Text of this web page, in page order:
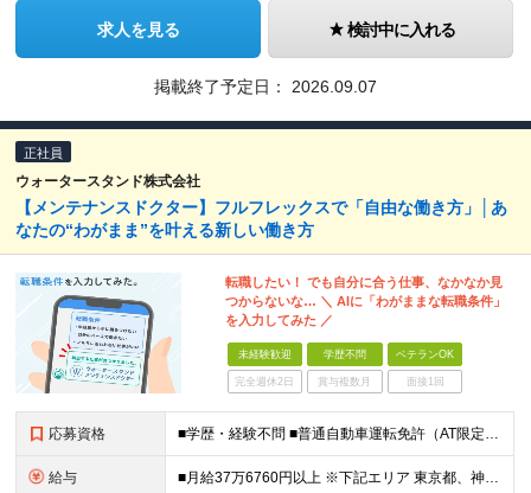
求人を見る 検討中に入れる
掲載終了予定日： 2026.09.07
正社員
ウォータースタンド株式会社
【メンテナンスドクター】フルフレックスで「自由な働き方」│あ
なたの“わがまま”を叶える新しい働き方
転職したい！ でも自分に合う仕事、なかなか見
つからないな… ＼ AIに「わがままな転職条件」
を入力してみた ／
未経験歓迎 学歴不問 ベテランOK
完全週休2日 賞与複数月 面接1回
応募資格 ■学歴・経験不問 ■普通自動車運転免許（AT限定可） ■未経験歓迎 ■ブランクOK ー－－－－－－－－－－－－－－－－－ 【私たちのミッション・ビジョンに共感していただける方】 ー－－－－－－－－
給与 ■月給37万6760円以上 ※下記エリア 東京都、神奈川県、愛知県（名古屋市）、大阪府、京都府、兵庫県、滋賀県、和歌山県 ■月給35万6760円以上 ※上記エリア以外 ※経験・能力を考慮して決定。